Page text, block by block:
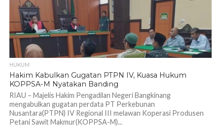
HUKUM
Hakim Kabulkan Gugatan PTPN IV, Kuasa Hukum
KOPPSA-M Nyatakan Banding
RIAU – Majelis Hakim Pengadilan Negeri Bangkinang
mengabulkan gugatan perdata PT Perkebunan
Nusantara(PTPN) IV Regional III melawan Koperasi Produsen
Petani Sawit Makmur(KOPPSA-M)...